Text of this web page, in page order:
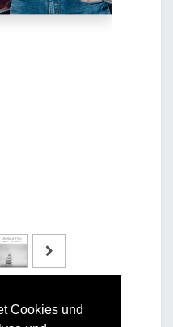
Cookies und